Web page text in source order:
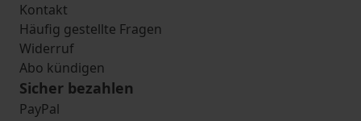
Kontakt
Häufig gestellte Fragen
Widerruf
Abo kündigen
Sicher bezahlen
PayPal